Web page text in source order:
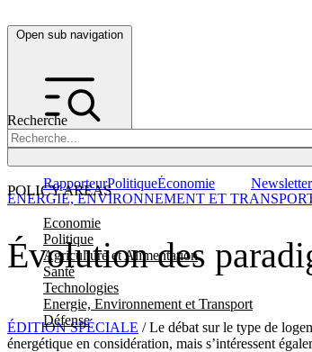
Open sub navigation
Recherche
POLICY AREAS
Economie
Politique
Agriculture et Alimentation
Santé
Technologies
Energie, Environnement et Transport
Défense
RapporteurPolitiqueÉconomie
Évolution des
ÉDITION SPÉCIALE / Le débat sur le type de
énergétique en considération, mais s’intéressent
ENERGIE, ENVIRONNEMENT ET